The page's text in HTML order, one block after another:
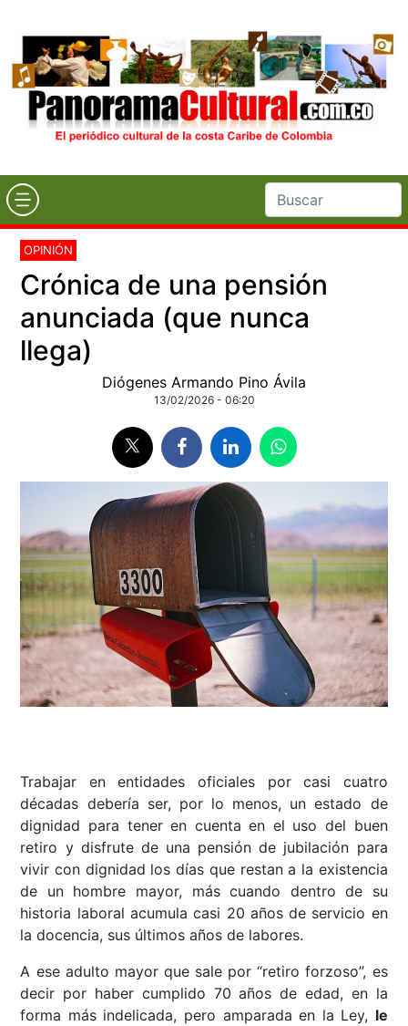
OPINIÓN
Crónica de una pensión
anunciada (que nunca
llega)
Diógenes Armando Pino Ávila
13/02/2026 - 06:20
Trabajar en entidades oficiales por casi cuatro
décadas debería ser, por lo menos, un estado de
dignidad para tener en cuenta en el uso del buen
retiro y disfrute de una pensión de jubilación para
vivir con dignidad los días que restan a la existencia
de un hombre mayor, más cuando dentro de su
historia laboral acumula casi 20 años de servicio en
la docencia, sus últimos años de labores.
A ese adulto mayor que sale por “retiro forzoso”, es
decir por haber cumplido 70 años de edad, en la
forma más indelicada, pero amparada en la Ley, le